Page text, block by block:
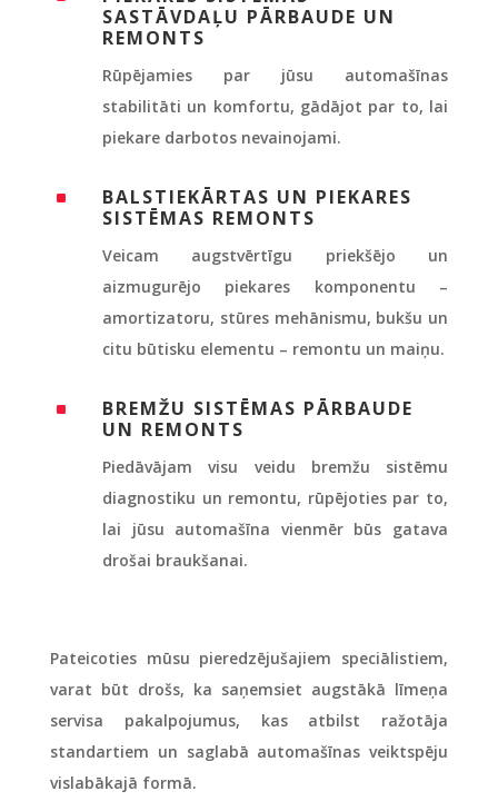
SASTĀVDAĻU PĀRBAUDE UN
REMONTS
Rūpējamies par jūsu automašīnas
stabilitāti un komfortu, gādājot par to, lai
piekare darbotos nevainojami.
^
BALSTIEKĀRTAS UN PIEKARES
SISTĒMAS REMONTS
Veicam augstvērtīgu priekšējo un
aizmugurējo piekares komponentu –
amortizatoru, stūres mehānismu, bukšu un
citu būtisku elementu – remontu un maiņu.
^
BREMŽU SISTĒMAS PĀRBAUDE
UN REMONTS
Piedāvājam visu veidu bremžu sistēmu
diagnostiku un remontu, rūpējoties par to,
lai jūsu automašīna vienmēr būs gatava
drošai braukšanai.
Pateicoties mūsu pieredzējušajiem speciālistiem,
varat būt drošs, ka saņemsiet augstākā līmeņa
servisa pakalpojumus, kas atbilst ražotāja
standartiem un saglabā automašīnas veiktspēju
vislabākajā formā.